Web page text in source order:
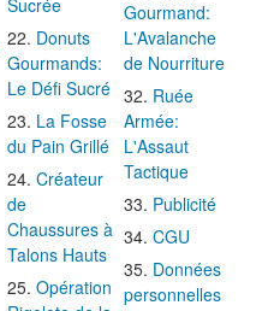
Donuts
Gourmands:
Le Défi Sucré
La Fosse
du Pain Grillé
Créateur
de
Chaussures à
Talons Hauts
Opération
Gourmand:
L'Avalanche
de Nourriture
Ruée
Armée:
L'Assaut
Tactique
Publicité
CGU
Données
personnelles